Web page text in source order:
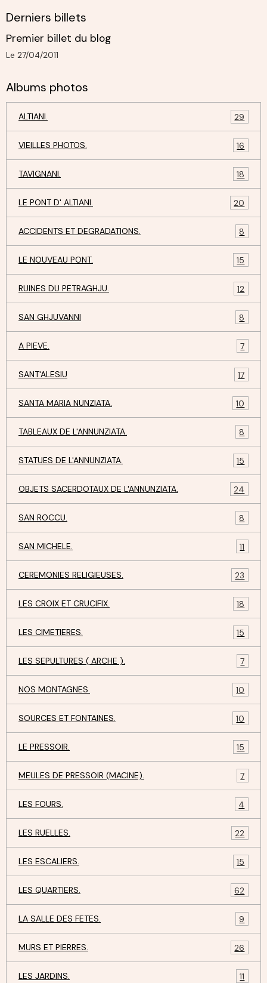
Derniers billets
Premier billet du blog
Le 27/04/2011
Albums photos
ALTIANI. 29
VIEILLES PHOTOS. 16
TAVIGNANI. 18
LE PONT D' ALTIANI. 20
ACCIDENTS ET DEGRADATIONS. 8
LE NOUVEAU PONT. 15
RUINES DU PETRAGHJU. 12
SAN GHJUVANNI 8
A PIEVE. 7
SANT'ALESIU 17
SANTA MARIA NUNZIATA. 10
TABLEAUX DE L'ANNUNZIATA. 8
STATUES DE L'ANNUNZIATA. 15
OBJETS SACERDOTAUX DE L'ANNUNZIATA. 24
SAN ROCCU. 8
SAN MICHELE. 11
CEREMONIES RELIGIEUSES. 23
LES CROIX ET CRUCIFIX. 18
LES CIMETIERES. 15
LES SEPULTURES ( ARCHE ). 7
NOS MONTAGNES. 10
SOURCES ET FONTAINES. 10
LE PRESSOIR. 15
MEULES DE PRESSOIR (MACINE). 7
LES FOURS. 4
LES RUELLES. 22
LES ESCALIERS. 15
LES QUARTIERS. 62
LA SALLE DES FETES. 9
MURS ET PIERRES. 26
LES JARDINS. 11